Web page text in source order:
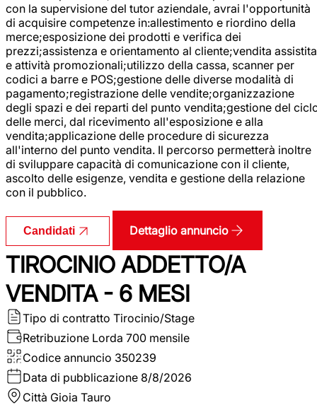
con la supervisione del tutor aziendale, avrai l'opportunità
di acquisire competenze in:allestimento e riordino della
merce;esposizione dei prodotti e verifica dei
prezzi;assistenza e orientamento al cliente;vendita assistita
e attività promozionali;utilizzo della cassa, scanner per
codici a barre e POS;gestione delle diverse modalità di
pagamento;registrazione delle vendite;organizzazione
degli spazi e dei reparti del punto vendita;gestione del
delle merci, dal ricevimento all'esposizione e alla
vendita;applicazione delle procedure di sicurezza
all'interno del punto vendita. Il percorso permetterà inoltre
di sviluppare capacità di comunicazione con il cliente,
ascolto delle esigenze, vendita e gestione della relazione
con il pubblico.
Candidati Dettaglio annuncio
TIROCINIO ADDETTO/A
VENDITA - 6 MESI
Tipo di contratto Tirocinio/Stage
Retribuzione Lorda 700 mensile
Codice annuncio 350239
Data di pubblicazione 8/8/2026
Città Gioia Tauro